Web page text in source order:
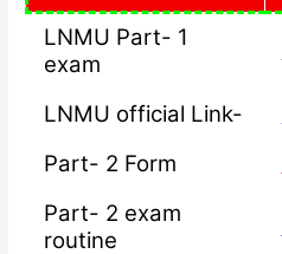
LNMU Part- 1
exam
LNMU official Link-
Part- 2 Form
Part- 2 exam
routine